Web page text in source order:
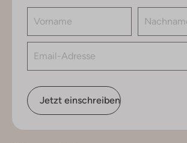
Jetzt einschreiben